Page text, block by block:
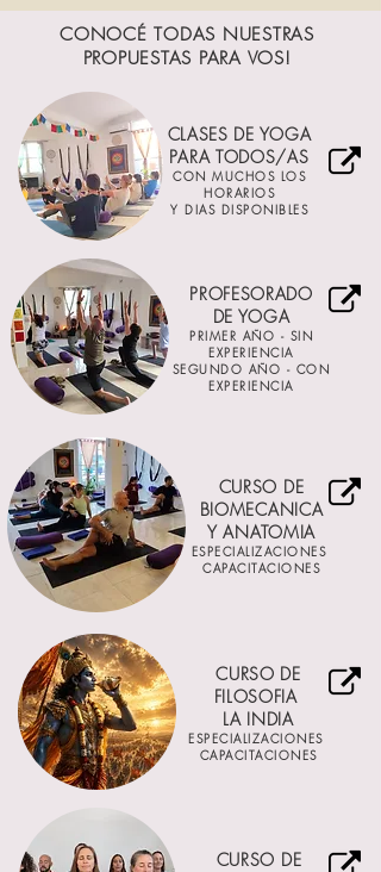
CONOCÉ TODAS NUESTRAS
PROPUESTAS PARA VOS!
CLASES DE YOGA
PARA TODOS/AS
CON MUCHOS LOS
HORARIOS
Y DIAS DISPONIBLES
PROFESORADO
DE YOGA
PRIMER AÑO - SIN
EXPERIENCIA
SEGUNDO AÑO - CON
EXPERIENCIA
CURSO DE
BIOMECANICA
Y ANATOMIA
ESPECIALIZACIONES
CAPACITACIONES
CURSO DE
FILOSOFIA
LA INDIA
ESPECIALIZACIONES
CAPACITACIONES
CURSO DE